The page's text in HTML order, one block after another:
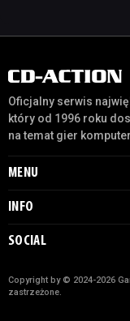
Oficjalny serwis
który od 1996 roku
na temat gier
MENU
INFO
SOCIAL
Copyright by © 2024-2026
zastrzeżone.